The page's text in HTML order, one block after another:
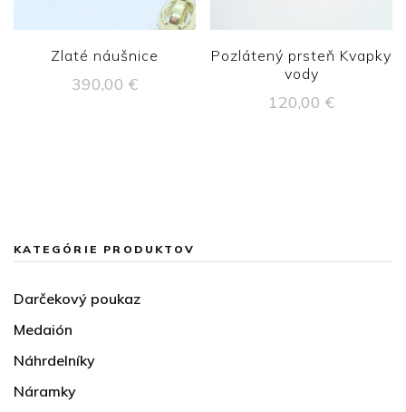
Zlaté náušnice
390,00 €
Pozlátený prsteň Kvapky
vody
120,00€
KATEGÓRIE PRODUKTOV
Darčekový poukaz
Medaión
Náhrdelníky
Náramky